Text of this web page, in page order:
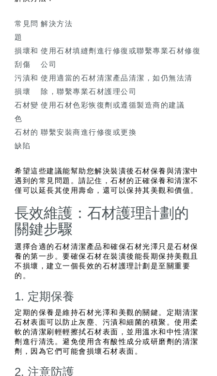
常見問
題
解決方法
損壞和
刮傷
使用石材填縫劑進行修復或聯繫專業石材修復
公司
污漬和
損壞
使用適當的石材清潔產品清潔，如仍無法清
除，聯繫專業石材護理公司
石材變
色
使用石材色彩恢復劑或遵循製造商的建議
石材的
缺陷
聯繫安裝商進行修復或更換
希望這些建議能幫助您解決裝潢後石材保養與清潔中
遇到的常見問題。請記住，石材的正確保養和清潔不
僅可以延長其使用壽命，還可以保持其美觀和價值。
長效維護：石材護理計劃的
關鍵步驟
選擇合適的石材清潔產品和確保石材光澤只是石材保
養的第一步。要確保石材在裝潢後能長期保持美觀且
不損壞，建立一個長效的石材護理計劃是至關重要
的。
1. 定期保養
定期的保養是維持石材光澤和美觀的關鍵。定期清潔
石材表面可以防止灰塵、污漬和細菌的積聚。使用柔
軟的清潔刷輕輕擦拭石材表面，並用溫水和中性清潔
劑進行清洗。避免使用含有酸性成分或研磨劑的清潔
劑，因為它們可能會損壞石材表面。
2. 注意防護